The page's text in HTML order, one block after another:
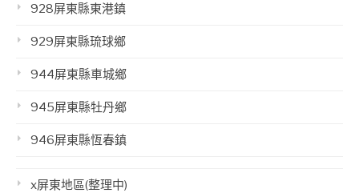
928屏東縣東港鎮
929屏東縣琉球鄉
944屏東縣車城鄉
945屏東縣牡丹鄉
946屏東縣恆春鎮
x屏東地區(整理中)